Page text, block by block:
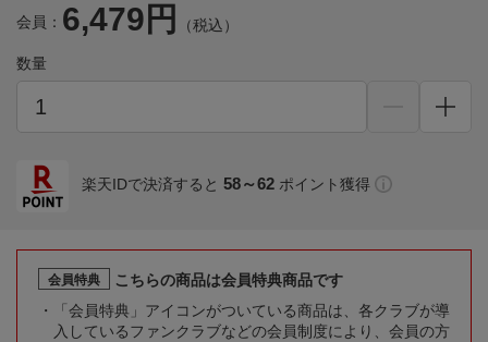
会員： 6,479円 （税込）
数量
楽天IDで決済すると 58～62 ポイント獲得
会員特典
こちらの商品は会員特典商品です
「会員特典」アイコンがついている商品は、各クラブが導
入しているファンクラブなどの会員制度により、会員の方